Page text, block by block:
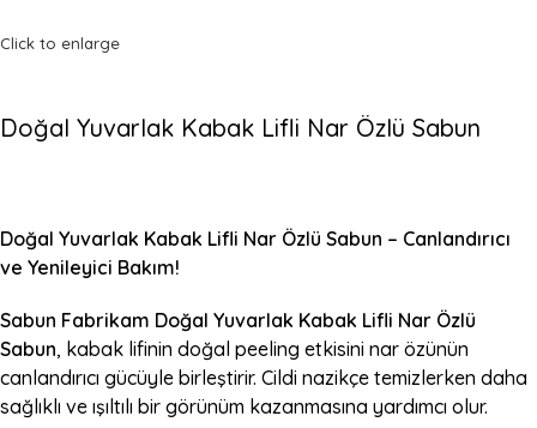
Click to enlarge
Doğal Yuvarlak Kabak Lifli Nar Özlü Sabun
Doğal Yuvarlak Kabak Lifli Nar Özlü Sabun – Canlandırıcı
ve Yenileyici Bakım!
Sabun Fabrikam Doğal Yuvarlak Kabak Lifli Nar Özlü
Sabun, kabak lifinin doğal peeling etkisini nar özünün
canlandırıcı gücüyle birleştirir. Cildi nazikçe temizlerken daha
sağlıklı ve ışıltılı bir görünüm kazanmasına yardımcı olur.